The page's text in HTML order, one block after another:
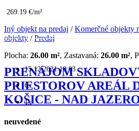
269.19 €/m²
Iný objekt na predaj /Komerčné objekty
objekty /Predaj
Plocha: 26.00 m², Zastavaná: 26.00 m²,
15.12.2021 10:03
6x
1x
PRENÁJOM
PRIESTOROV AREÁL
KOŠICE - NAD
neuvedené